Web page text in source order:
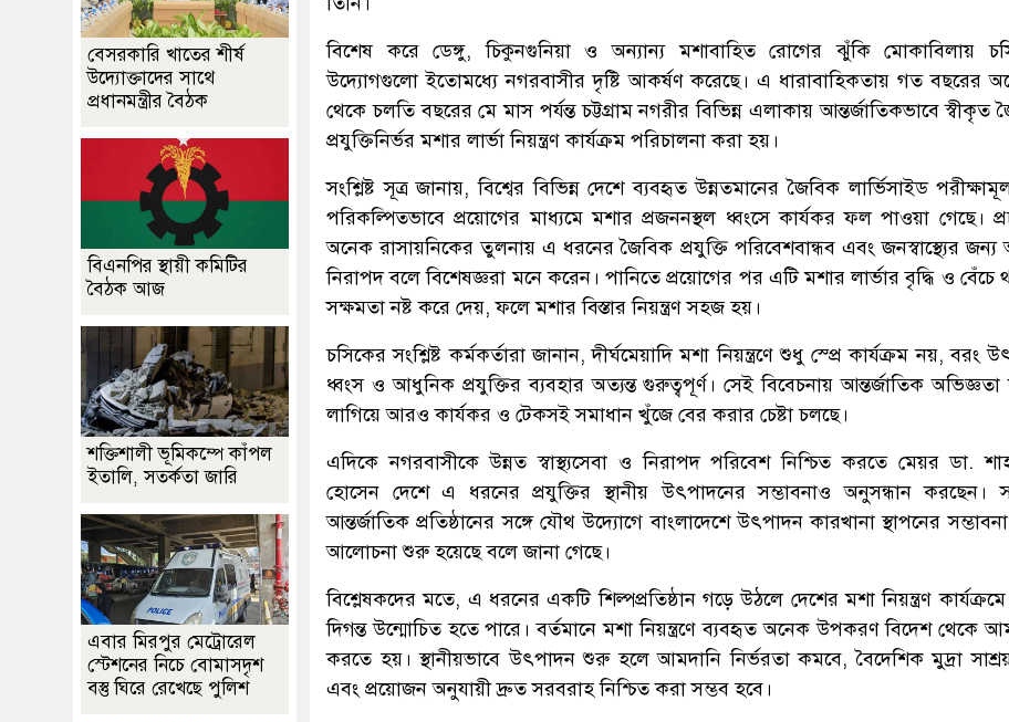
বিশেষ করে ডেঙ্গু, চিকুনগুনিয়া ও অন্যান্য মশাবাহিত রোগের ঝুঁকি মোকাবিলায়
উদ্যোগগুলো ইতোমধ্যে নগরবাসীর দৃষ্টি আকর্ষণ করেছে। এ ধারাবাহিকতায় গত বছরের
থেকে চলতি বছরের মে মাস পর্যন্ত চট্টগ্রাম নগরীর বিভিন্ন এলাকায় আন্তর্জাতিকভাবে স্বীকৃত
প্রযুক্তিনির্ভর মশার লার্ভা নিয়ন্ত্রণ কার্যক্রম পরিচালনা করা হয়।
সংশ্লিষ্ট সূত্র জানায়, বিশ্বের বিভিন্ন দেশে ব্যবহৃত উন্নতমানের জৈবিক লার্ভিসাইড
পরিকল্পিতভাবে প্রয়োগের মাধ্যমে মশার প্রজননস্থল ধ্বংসে কার্যকর ফল পাওয়া গেছে।
অনেক রাসায়নিকের তুলনায় এ ধরনের জৈবিক প্রযুক্তি পরিবেশবান্ধব এবং জনস্বাস্থ্যের জন্য
নিরাপদ বলে বিশেষজ্ঞরা মনে করেন। পানিতে প্রয়োগের পর এটি মশার লার্ভার বৃদ্ধি ও বেঁচে
সক্ষমতা নষ্ট করে দেয়, ফলে মশার বিস্তার নিয়ন্ত্রণ সহজ হয়।
চসিকের সংশ্লিষ্ট কর্মকর্তারা জানান, দীর্ঘমেয়াদি মশা নিয়ন্ত্রণে শুধু স্প্রে কার্যক্রম নয়, বরং
ধ্বংস ও আধুনিক প্রযুক্তির ব্যবহার অত্যন্ত গুরুত্বপূর্ণ। সেই বিবেচনায় আন্তর্জাতিক অভিজ্ঞতা
লাগিয়ে আরও কার্যকর ও টেকসই সমাধান খুঁজে বের করার চেষ্টা চলছে।
এদিকে নগরবাসীকে উন্নত স্বাস্থ্যসেবা ও নিরাপদ পরিবেশ নিশ্চিত করতে মেয়র ডা.
হোসেন দেশে এ ধরনের প্রযুক্তির স্থানীয় উৎপাদনের সম্ভাবনাও অনুসন্ধান করছেন।
আন্তর্জাতিক প্রতিষ্ঠানের সঙ্গে যৌথ উদ্যোগে বাংলাদেশে উৎপাদন কারখানা স্থাপনের
আলোচনা শুরু হয়েছে বলে জানা গেছে।
বিশ্লেষকদের মতে, এ ধরনের একটি শিল্পপ্রতিষ্ঠান গড়ে উঠলে দেশের মশা নিয়ন্ত্রণ
দিগন্ত উন্মোচিত হতে পারে। বর্তমানে মশা নিয়ন্ত্রণে ব্যবহৃত অনেক উপকরণ বিদেশ থেকে
করতে হয়। স্থানীয়ভাবে উৎপাদন শুরু হলে আমদানি নির্ভরতা কমবে, বৈদেশিক মুদ্রা
এবং প্রয়োজন অনুযায়ী দ্রুত সরবরাহ নিশ্চিত করা সম্ভব হবে।
বেসরকারি খাতের শীর্ষ
উদ্যোক্তাদের সাথে
প্রধানমন্ত্রীর বৈঠক
বিএনপির স্থায়ী কমিটির
বৈঠক আজ
শক্তিশালী ভূমিকম্পে কাঁপল
ইতালি, সতর্কতা জারি
এবার মিরপুর মেট্রোরেল
স্টেশনের নিচে বোমাসদৃশ
বস্তু ঘিরে রেখেছে পুলিশ